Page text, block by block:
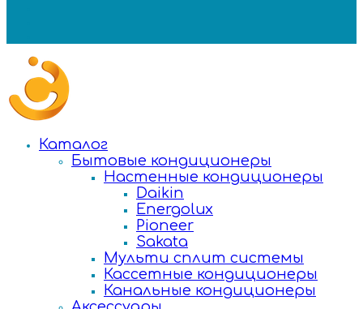
Каталог
Бытовые кондиционеры
Настенные кондиционеры
Daikin
Energolux
Pioneer
Sakata
Мульти сплит системы
Кассетные кондиционеры
Канальные кондиционеры